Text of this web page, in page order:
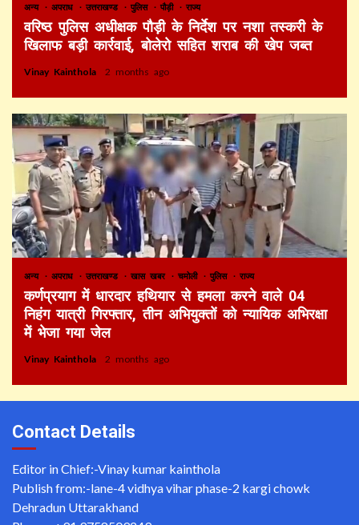
अन्य अपराध उत्तराखण्ड पुलिस पौड़ी राज्य
वरिष्ठ पुलिस अधीक्षक पौड़ी के निर्देश पर नशा तस्करी के
खिलाफ बड़ी कार्रवाई, बोलेरो सहित शराब की खेप जब्त
Vinay Kainthola 2 months ago
अन्य अपराध उत्तराखण्ड खास खबर चमोली पुलिस राज्य
कर्णप्रयाग में धारदार हथियार से हमला करने वाले 04
निहंग यात्री गिरफ्तार, तीन अभियुक्तों को न्यायिक अभिरक्षा
में भेजा गया जेल
Vinay Kainthola 2 months ago
Contact Details
Editor in Chief:-Vinay kumar kainthola
Publish from:-lane-4 vidhya vihar phase-2 kargi chowk
Dehradun Uttarakhand